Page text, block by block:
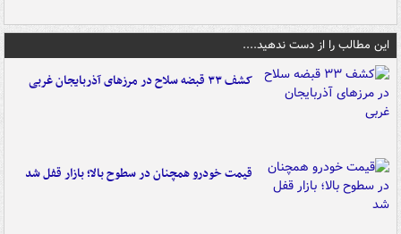
این مطالب را از دست ندهید....
کشف ۳۳ قبضه سلاح در مرزهای آذربایجان غربی
قیمت خودرو همچنان در سطوح بالا؛ بازار قفل شد